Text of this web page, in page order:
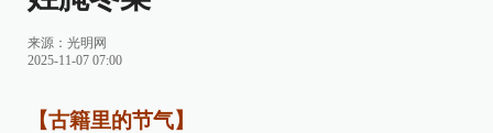
来源： 光明网
2025-11-07 07:00
【古籍里的节气】